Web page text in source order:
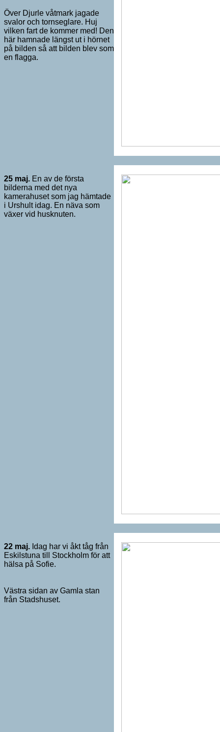
Över Djurle våtmark jagade
svalor och tornseglare. Huj
vilken fart de kommer med! Den
här hamnade längst ut i hörnet
på bilden så att bilden blev som
en flagga.
25 maj. En av de första
bilderna med det nya
kamerahuset som jag hämtade
i Urshult idag. En näva som
växer vid husknuten.
22 maj. Idag har vi åkt tåg från
Eskilstuna till Stockholm för att
hälsa på Sofie.
Västra sidan av Gamla stan
från Stadshuset.